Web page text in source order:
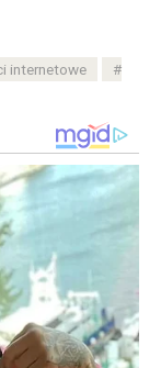
internetowe